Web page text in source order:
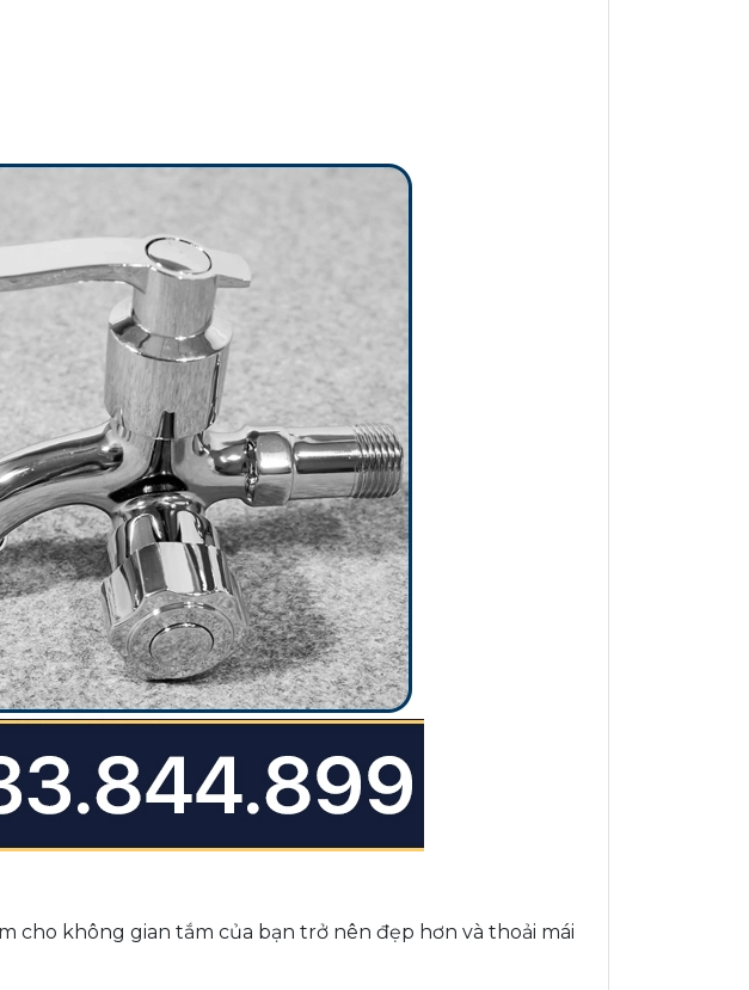
cho không gian tắm của bạn trở nên đẹp hơn và thoải mái